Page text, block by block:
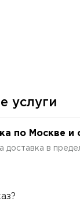
услуги
по Москве и
доставка в